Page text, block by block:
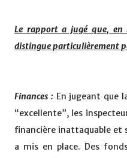
Le rapport a jugé que, en
distingue particulièrement
Finances : En jugeant que
“excellente”, les
financière inattaquable et
a mis en place. Des